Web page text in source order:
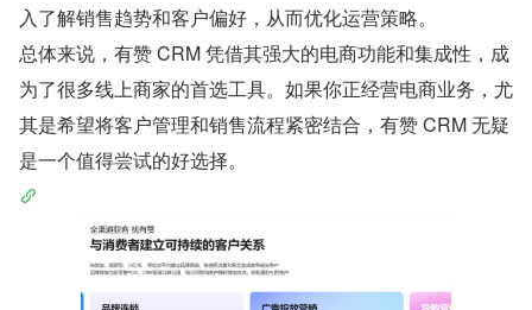
入了解销售趋势和客户偏好，从而优化运营策略。
总体来说，有赞 CRM 凭借其强大的电商功能和集成性，成
为了很多线上商家的首选工具。如果你正经营电商业务，尤
其是希望将客户管理和销售流程紧密结合，有赞 CRM 无疑
是一个值得尝试的好选择。